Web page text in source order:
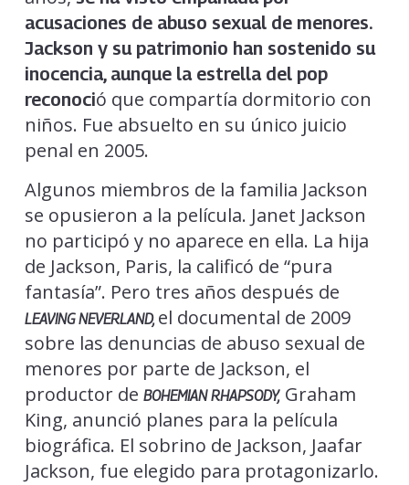
acusaciones de abuso sexual de menores.
Jackson y su patrimonio han sostenido su
inocencia, aunque la estrella del pop
reconoció que compartía dormitorio con
niños. Fue absuelto en su único juicio
penal en 2005.
Algunos miembros de la familia Jackson
se opusieron a la película. Janet Jackson
no participó y no aparece en ella. La hija
de Jackson, Paris, la calificó de “pura
fantasía”. Pero tres años después de
LEAVING NEVERLAND, el documental de 2009
sobre las denuncias de abuso sexual de
menores por parte de Jackson, el
productor de BOHEMIAN RHAPSODY,Graham
King, anunció planes para la película
biográfica. El sobrino de Jackson, Jaafar
Jackson, fue elegido para protagonizarlo.